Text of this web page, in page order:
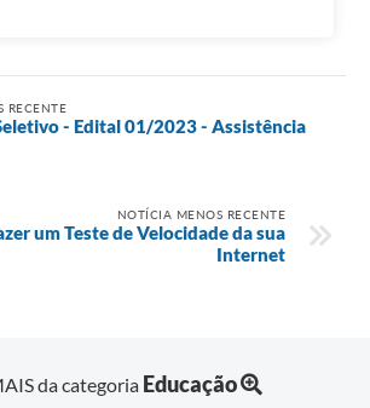
RECENTE
- Edital 01/2023 - Assistência
NOTÍCIA MENOS RECENTE
um Teste de Velocidade da sua
Internet
da categoria Educação